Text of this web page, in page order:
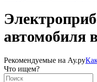
автомобиля
Рекомендуемые на Ау.ру
Что ищем?